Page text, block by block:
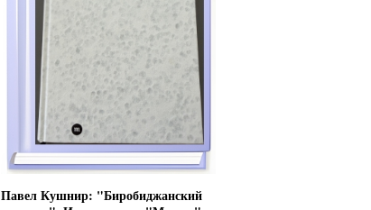
Павел Кушнир: "Биробиджанский